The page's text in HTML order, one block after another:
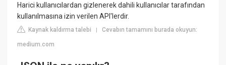
Harici kullanıcılardan gizlenerek dahili kullanıcılar tarafından
kullanılmasına izin verilen API'lerdir.
Kaynak kaldırma talebi |Cevabın tamamını burada okuyun:
medium.com